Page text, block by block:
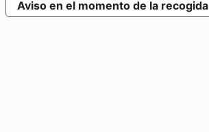
Aviso en el momento de la recogida